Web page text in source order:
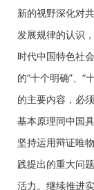
新的视野深化对
发展规律的认识
时代中国特色社
的“十个明确”、“
的主要内容，必
基本原理同中国
坚持运用辩证唯
践提出的重大问
活力。继续推进